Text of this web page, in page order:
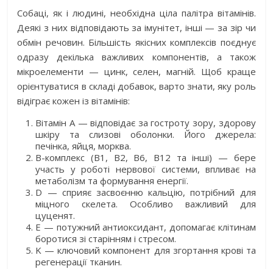
Собаці, як і людині, необхідна ціла палітра вітамінів.
Деякі з них відповідають за імунітет, інші — за зір чи
обмін речовин. Більшість якісних комплексів поєднує
одразу декілька важливих компонентів, а також
мікроелементи — цинк, селен, магній. Щоб краще
орієнтуватися в складі добавок, варто знати, яку роль
відіграє кожен із вітамінів:
Вітамін А — відповідає за гостроту зору, здорову
шкіру та слизові оболонки. Його джерела:
печінка, яйця, морква.
B-комплекс (B1, B2, B6, B12 та інші) — бере
участь у роботі нервової системи, впливає на
метаболізм та формування енергії.
D — сприяє засвоєнню кальцію, потрібний для
міцного скелета. Особливо важливий для
цуценят.
E — потужний антиоксидант, допомагає клітинам
боротися зі старінням і стресом.
K — ключовий компонент для згортання крові та
регенерації тканин.